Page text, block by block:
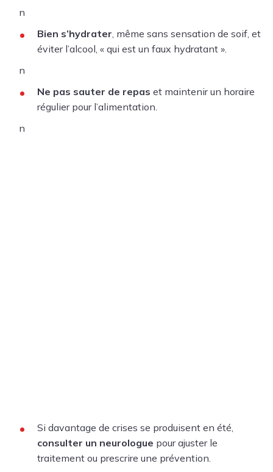
n
Bien s’hydrater , même sans sensation de soif, et
éviter l’alcool, « qui est un faux hydratant ».
n
Ne pas sauter de repas et maintenir un horaire
régulier pour l’alimentation.
n
Si davantage de crises se produisent en été,
consulter un neurologue pour ajuster le
traitement ou prescrire une prévention.